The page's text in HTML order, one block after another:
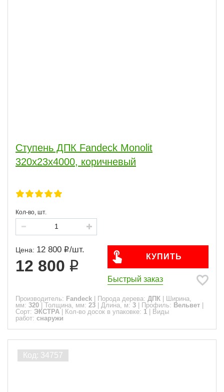
Ступень ДПК Fandeck Monolit
320х23х4000, коричневый
Кол-во, шт.
Цена: 12 800 /шт.
12 800
КУПИТЬ
Быстрый заказ
Производитель: Fandeck Порода дерева: ДПК
Ширина,
мм: 320 Толщина, мм: 23 Длина, м: 3 Профиль: Вельвет
Сорт: ЭКСТРА Кол-во досок в упаковке: 1
Виды
работ: снаружи